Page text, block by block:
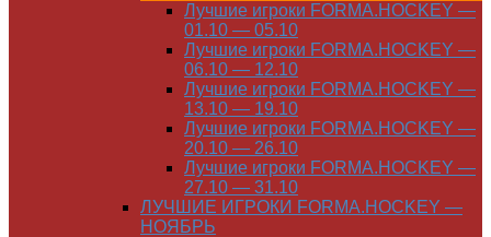
Лучшие игроки FORMA.HOCKEY —
01.10 — 05.10
Лучшие игроки FORMA.HOCKEY —
06.10 — 12.10
Лучшие игроки FORMA.HOCKEY —
13.10 — 19.10
Лучшие игроки FORMA.HOCKEY —
20.10 — 26.10
Лучшие игроки FORMA.HOCKEY —
27.10 — 31.10
ЛУЧШИЕ ИГРОКИ FORMA.HOCKEY —
НОЯБРЬ